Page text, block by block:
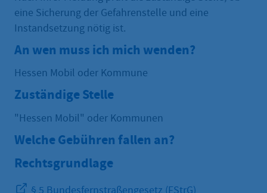
eine Sicherung der Gefahrenstelle und eine
Instandsetzung nötig ist.
An wen muss ich mich wenden?
Hessen Mobil oder Kommune
Zuständige Stelle
"Hessen Mobil" oder Kommunen
Welche Gebühren fallen an?
Rechtsgrundlage